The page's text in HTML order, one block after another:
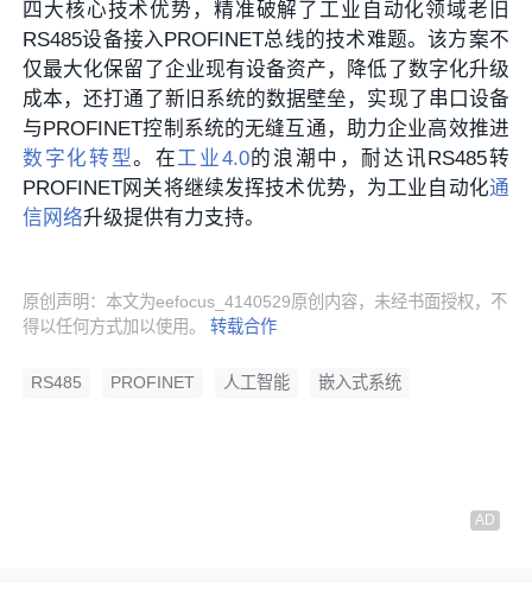
四大核心技术优势，精准破解了工业自动化领域老旧
RS485设备接入PROFINET总线的技术难题。该方案不
仅最大化保留了企业现有设备资产，降低了数字化升级
成本，还打通了新旧系统的数据壁垒，实现了串口设备
与PROFINET控制系统的无缝互通，助力企业高效推进
数字化转型。在工业4.0的浪潮中，耐达讯RS485转
PROFINET网关将继续发挥技术优势，为工业自动化通
信网络升级提供有力支持。
原创声明：本文为eefocus_4140529原创内容，未经书面授权，不
得以任何方式加以使用。转载合作
RS485 PROFINET 人工智能 嵌入式系统